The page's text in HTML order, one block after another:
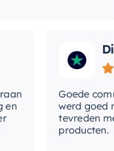
met-glijstang
handdouche
met-
hoofddouche
Goede
werd goed
tevreden met
producten.